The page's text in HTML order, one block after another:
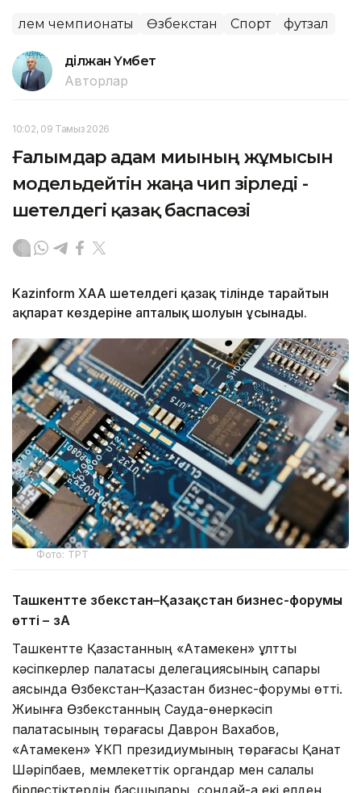
Әлем чемпионаты Өзбекстан Спорт футзал
Әділжан Үмбет
Авторлар
10:02, 09 Тамыз 2026
Ғалымдар адам миының жұмысын
модельдейтін жаңа чип әзірледі -
шетелдегі қазақ баспасөзі
Kazinform ХАА шетелдегі қазақ тілінде тарайтын
ақпарат көздеріне апталық шолуын ұсынады.
Фото: ТРТ
Ташкентте Өзбекстан–Қазақстан бизнес-форумы
өтті – ӨзА
Ташкентте Қазақстанның «Атамекен» ұлттық
кәсіпкерлер палатасы делегациясының сапары
аясында Өзбекстан–Қазақстан бизнес-форумы өтті.
Жиынға Өзбекстанның Сауда-өнеркәсіп
палатасының төрағасы Даврон Вахабов,
«Атамекен» ҰКП президиумының төрағасы Қанат
Шәріпбаев, мемлекеттік органдар мен салалық